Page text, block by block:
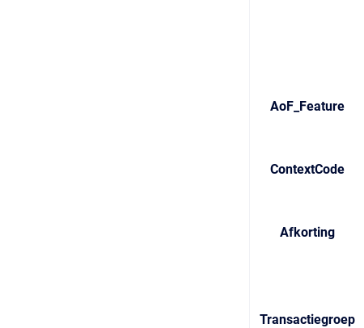
AoF_Feature
ContextCode
Afkorting
Transactiegroep